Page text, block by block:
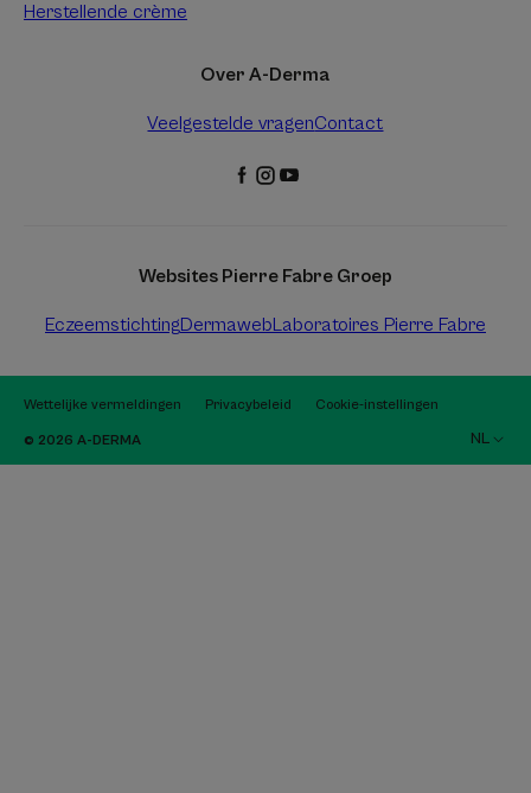
Herstellende crème
Over A-Derma
Veelgestelde vragenContact
Websites Pierre Fabre Groep
EczeemstichtingDermawebLaboratoires Pierre Fabre
Wettelijke vermeldingen Privacybeleid Cookie-instellingen
© 2026 A-DERMA NL